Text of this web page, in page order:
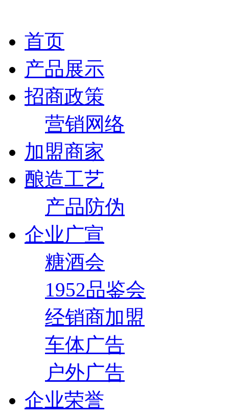
首页
产品展示
招商政策
营销网络
加盟商家
酿造工艺
产品防伪
企业广宣
糖酒会
1952品鉴会
经销商加盟
车体广告
户外广告
企业荣誉